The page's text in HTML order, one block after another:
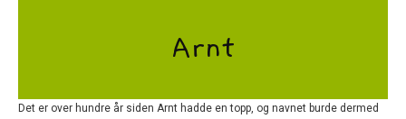
Arnt
Det er over hundre år siden Arnt hadde en topp, og navnet burde dermed